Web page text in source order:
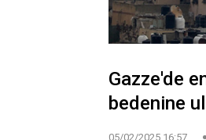
Gazze'de
bedenine
05/02/2025 16:57